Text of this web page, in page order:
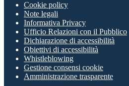
Cookie policy
Note legali
Informativa Privacy
Ufficio Relazioni con il Pubblico
Dichiarazione di accessibilità
Obiettivi di accessibilità
Whistleblowing
Gestione consensi cookie
Amministrazione trasparente